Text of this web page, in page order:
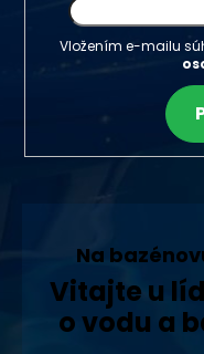
Vložením e-mailu
Na
Vitajte u
o vodu a